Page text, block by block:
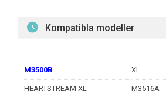
Kompatibla modeller
M3500B XL
HEARTSTREAM XL M3516A